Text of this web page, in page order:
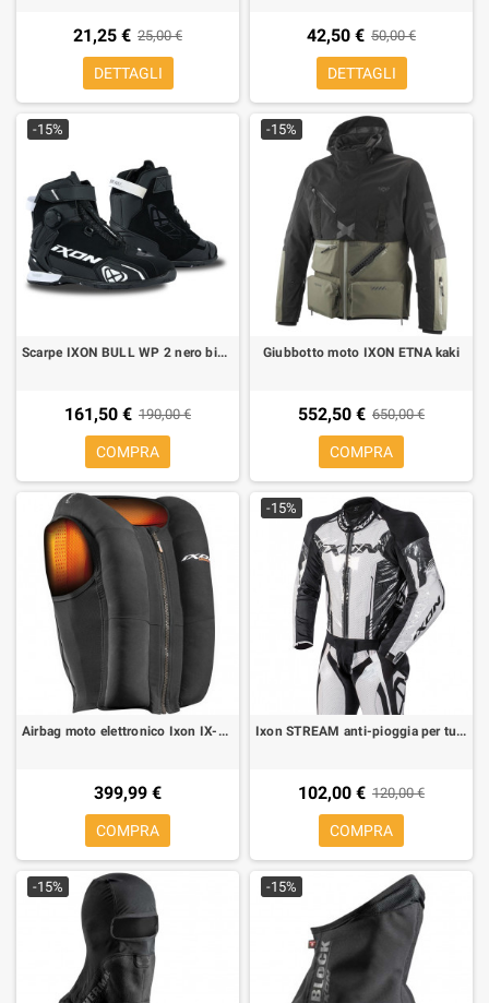
21,25 € 25,00 €
DETTAGLI
42,50 € 50,00 €
DETTAGLI
-15%
Scarpe IXON BULL WP 2 nero bianco
161,50 € 190,00 €
COMPRA
-15%
Giubbotto moto IXON ETNA kaki
552,50 € 650,00 €
COMPRA
Airbag moto elettronico Ixon IX-AIRBAG U03
399,99 €
COMPRA
-15%
Ixon STREAM anti-pioggia per tuta
102,00 € 120,00 €
COMPRA
-15% -15%